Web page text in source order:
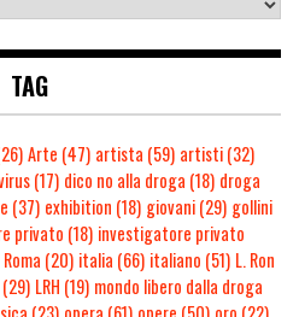
TAG
Arte (47) artista (59) artisti(32)
(17) dico no alla droga (18) droga
(37) exhibition (18) giovani(29) gollini
privato (18) investigatore privato
(20) italia (66) italiano (51) L. Ron
(29) LRH (19) mondo libero dalla droga